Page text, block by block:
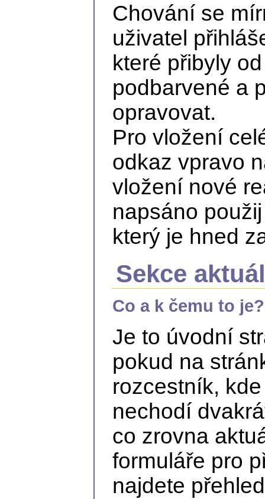
Chování se
uživatel
které přibyly
podbarvené a
opravovat.
Pro vložení
odkaz vpravo
vložení nové
napsáno
který je hned
Sekce
Co a k čemu to je?
Je to úvodní
pokud na
rozcestník,
nechodí
co zrovna
formuláře pro
najdete